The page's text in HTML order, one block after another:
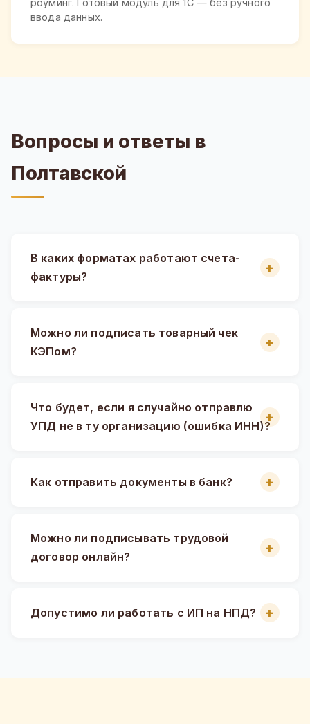
роуминг. Готовый модуль для 1С — без ручного
ввода данных.
Вопросы и ответы в
Полтавской
В каких форматах работают счета-
фактуры?
Можно ли подписать товарный чек
КЭПом?
Что будет, если я случайно отправлю
УПД не в ту организацию (ошибка ИНН)?
Как отправить документы в банк?
Можно ли подписывать трудовой
договор онлайн?
Допустимо ли работать с ИП на НПД?